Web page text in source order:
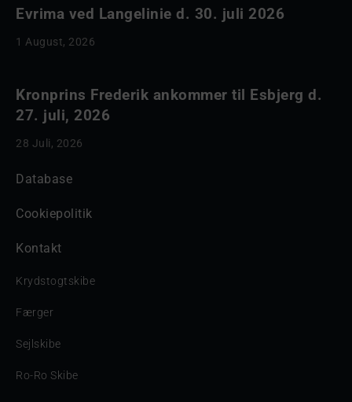
Evrima ved Langelinie d. 30. juli 2026
1 August, 2026
Kronprins Frederik ankommer til Esbjerg d.
27. juli, 2026
28 Juli, 2026
Database
Cookiepolitik
Kontakt
Krydstogtskibe
Færger
Sejlskibe
Ro-Ro Skibe